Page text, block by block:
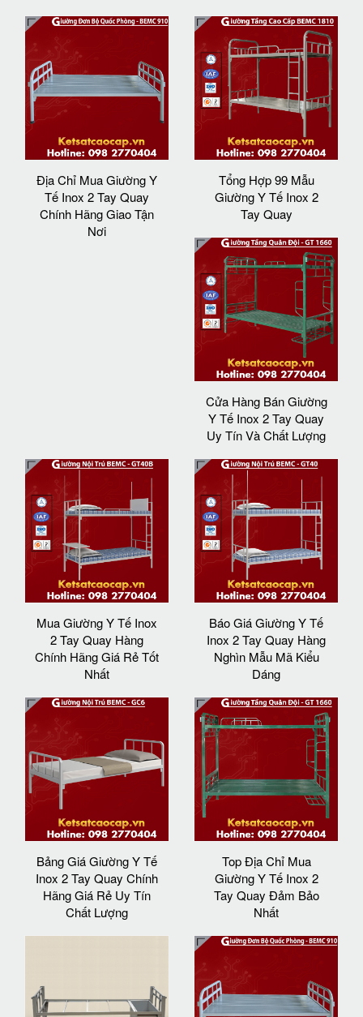
Địa Chỉ Mua Giường Y
Tế Inox 2 Tay Quay
Chính Hãng Giao Tận
Nơi
Tổng Hợp 99 Mẫu
Giường Y Tế Inox 2
Tay Quay
Cửa Hàng Bán Giường
Y Tế Inox 2 Tay Quay
Uy Tín Và Chất Lượng
Mua Giường Y Tế Inox
2 Tay Quay Hàng
Chính Hãng Giá Rẻ Tốt
Nhất
Báo Giá Giường Y Tế
Inox 2 Tay Quay Hàng
Nghìn Mẫu Mã Kiểu
Dáng
Bảng Giá Giường Y Tế
Inox 2 Tay Quay Chính
Hãng Giá Rẻ Uy Tín
Chất Lượng
Top Địa Chỉ Mua
Giường Y Tế Inox 2
Tay Quay Đảm Bảo
Nhất